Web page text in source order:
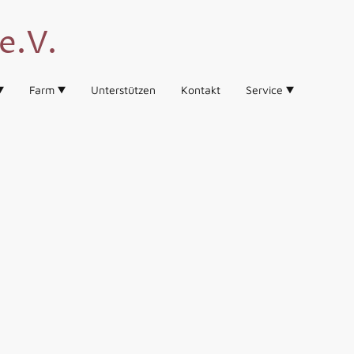
Farm Unterstützen Kontakt Service